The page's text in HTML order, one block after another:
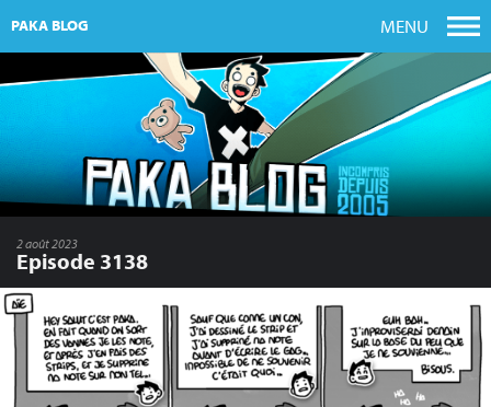
PAKA BLOG MENU
2 août 2023
Episode 3138